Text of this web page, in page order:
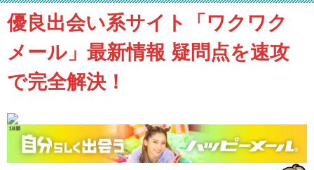
優良出会い系サイト「ワクワク
メール」最新情報 疑問点を速攻
で完全解決！